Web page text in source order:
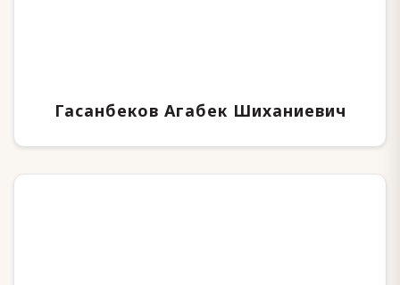
Гасанбеков Агабек Шиханиевич